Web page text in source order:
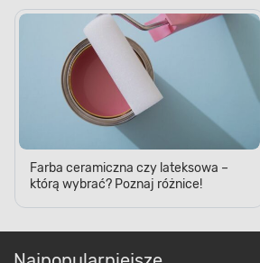
Farba ceramiczna czy lateksowa –
którą wybrać? Poznaj różnice!